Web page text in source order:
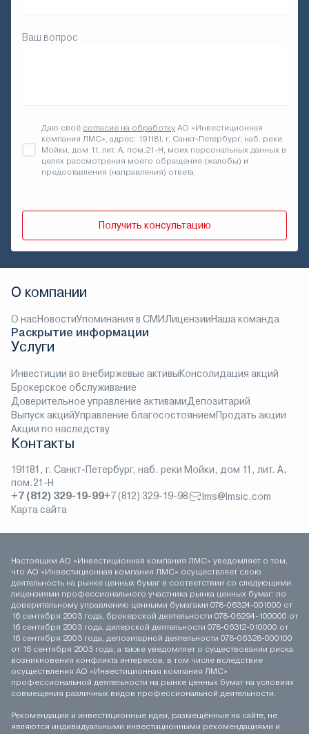
Ваш вопрос
Даю своё согласие на обработку АО «Инвестиционная
компания ЛМС», адрес: 191181, г. Санкт-Петербург, наб. реки
Мойки, дом 11, лит. А, пом.21-Н, моих персональных данных в
целях рассмотрения моего обращения (жалобы) и
предоставления (направления) ответа
Получить консультацию
О компании
О насНовостиУпоминания в СМИЛицензииНаша команда
Раскрытие информации
Услуги
Инвестиции во внебиржевые активыКонсолидация акций
Брокерское обслуживание
Доверительное управление активамиДепозитарий
Выпуск акцийУправление благосостояниемПродать акции
Акции по наследству
Контакты
191181, г. Санкт-Петербург, наб. реки Мойки, дом 11, лит. А,
пом.21-Н
+7 (812) 329-19-99+7 (812) 329-19-98
lms@lmsic.com
Карта сайта
Настоящим АО «Инвестиционная компания ЛМС» уведомляет о том,
что АО «Инвестиционная компания ЛМС» осуществляет свою
деятельность на рынке ценных бумаг в соответствии со следующими
лицензиями профессионального участника рынка ценных бумаг: по
доверительному управлению ценными бумагами 078-06324-001000 от
16 сентября 2003 года, брокерской деятельности 078-06294-100000 от
16 сентября 2003 года, дилерской деятельности 078-06312-010000 от
16 сентября 2003 года, депозитарной деятельности 078-06328-000100
от 16 сентября 2003 года; а также уведомляет о существовании риска
возникновения конфликта интересов, в том числе вследствие
осуществления АО «Инвестиционная компания ЛМС»
профессиональной деятельности на рынке ценных бумаг на условиях
совмещения различных видов профессиональной деятельности.
Рекомендации и инвестиционные идеи, размещённые на сайте, не
являются индивидуальными инвестиционными рекомендациями и